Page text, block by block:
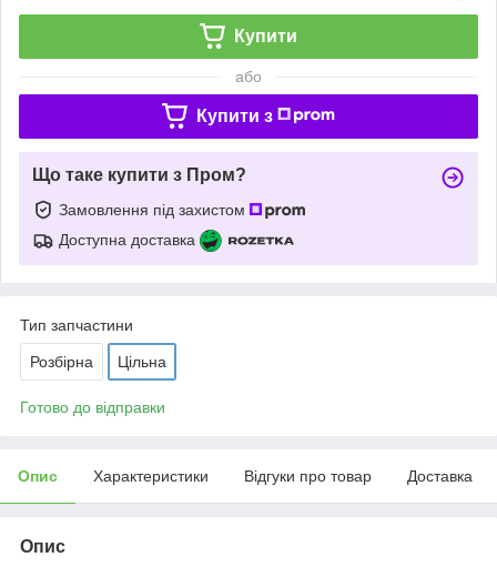
Купити
або
Купити з
Що таке купити з Пром?
Замовлення під захистом
Доступна доставка
Тип запчастини
Розбірна Цільна
Готово до відправки
Опис Характеристики Відгуки про товар Доставка
Опис